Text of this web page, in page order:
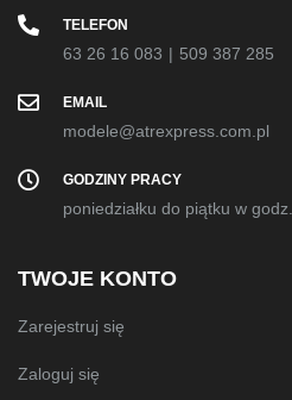
TELEFON
63 26 16 083 | 509 387 285
EMAIL
modele@atrexpress.com.pl
GODZINY PRACY
poniedziałku do piątku w
TWOJE KONTO
Zarejestruj się
Zaloguj się